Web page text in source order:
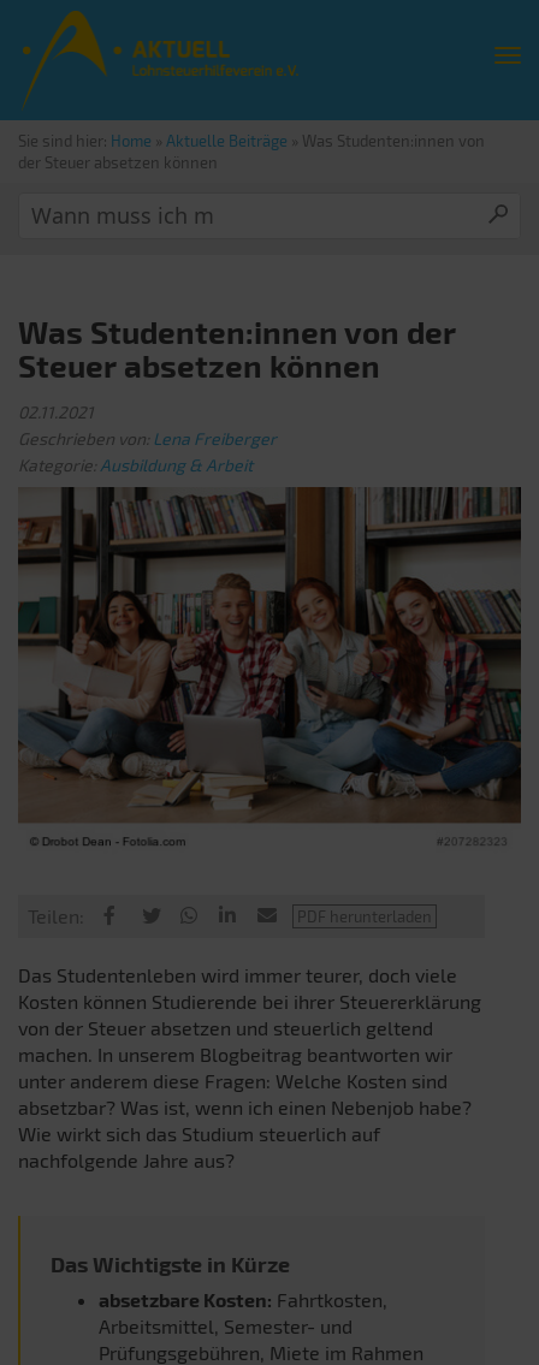
Sie sind hier: Home » Aktuelle Beiträge » Was Studenten:innen von
der Steuer absetzen können
Was Studenten:innen von der
Steuer absetzen können
02.11.2021
Geschrieben von: Lena Freiberger
Kategorie: Ausbildung & Arbeit
Teilen:
Das Studentenleben wird immer teurer, doch viele
Kosten können Studierende bei ihrer Steuererklärung
von der Steuer absetzen und steuerlich geltend
machen. In unserem Blogbeitrag beantworten wir
unter anderem diese Fragen: Welche Kosten sind
absetzbar? Was ist, wenn ich einen Nebenjob habe?
Wie wirkt sich das Studium steuerlich auf
nachfolgende Jahre aus?
Das Wichtigste in Kürze
absetzbare Kosten: Fahrtkosten,
Arbeitsmittel, Semester- und
Prüfungsgebühren, Miete im Rahmen